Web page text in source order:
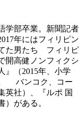
学部卒業。新聞記者
年にはフィリピン
た男たち フィリピ
開高健ノンフィクシ
』（2015年、小学
バンコク、コー
英社）、『ルポ 国
）がある。